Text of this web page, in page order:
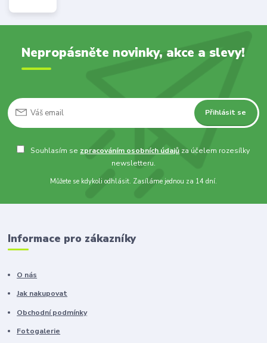
Nepropásněte novinky, akce a slevy!
Přihlásit se
Souhlasím se zpracováním osobních údajů za účelem rozesílky
newsletteru.
Můžete se kdykoli odhlásit. Zasíláme jednou za 14 dní.
Informace pro zákazníky
O nás
Jak nakupovat
Obchodní podmínky
Fotogalerie